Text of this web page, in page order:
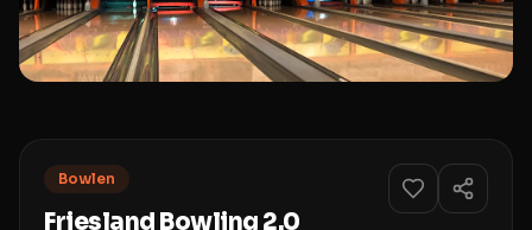
Bowlen
Friesland Bowling 2.0